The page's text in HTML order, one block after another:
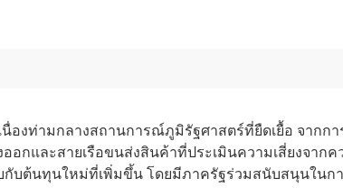
องท่ามกลางสถานการณ์ภูมิรัฐศาสตร์ที่ยืดเยื้อ จากกา
กและสายเรือขนส่งสินค้าที่ประเมินความเสี่ยงจากค
บต้นทุนใหม่ที่เพิ่มขึ้น โดยมีภาครัฐร่วมสนับสนุนในก